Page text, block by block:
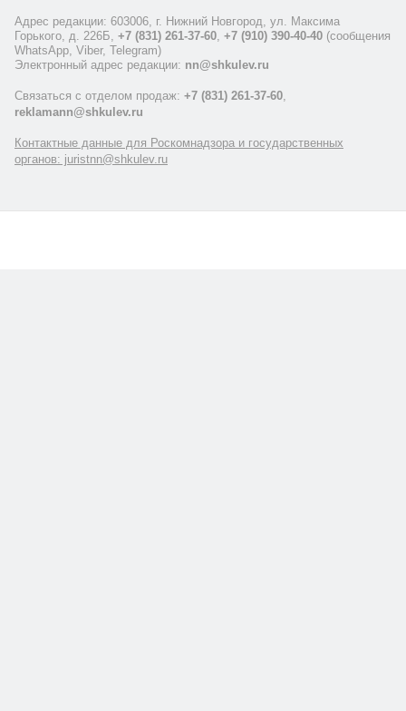
Адрес редакции: 603006, г. Нижний Новгород, ул. Максима
Горького, д. 226Б, +7 (831) 261-37-60 +7 (910) 390-40-40 (сообщения
WhatsApp, Viber, Telegram)
Электронный адрес редакции: nn@shkulev.ru
Связаться с отделом продаж: +7 (831) 261-37-60
reklamann@shkulev.ru
Контактные данные для Роскомнадзора и государственных
органов: juristnn@shkulev.ru